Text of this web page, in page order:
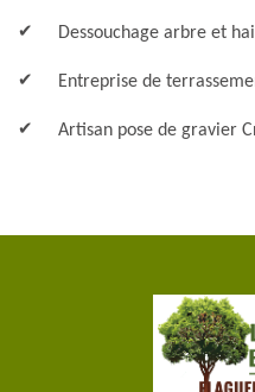
Dessouchage arbre et
Entreprise de
Artisan pose de gravier